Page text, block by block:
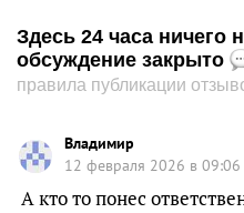
Здесь 24 часа ничего
обсуждение закрыто
правила публикации
Владимир
12 февраля 2026 в 09:06
А кто то понес